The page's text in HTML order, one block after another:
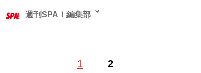
1 2
週刊SPA！編集部